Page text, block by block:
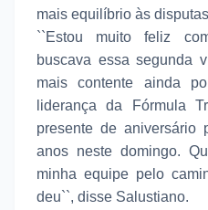
mais equilíbrio às
``Estou muito feliz
buscava essa segunda
mais contente ainda
liderança da Fórmula
presente de aniversário
anos neste domingo.
minha equipe pelo
deu``, disse Salustiano.